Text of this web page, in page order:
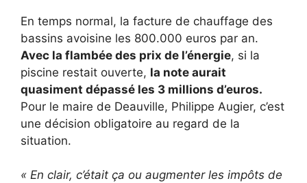
En temps normal, la facture de chauffage des
bassins avoisine les 800.000 euros par an.
Avec la flambée des prix de l’énergie, si la
piscine restait ouverte, la note aurait
quasiment dépassé les 3 millions d’euros.
Pour le maire de Deauville, Philippe Augier, c’est
une décision obligatoire au regard de la
situation.
« En clair, c’était ça ou augmenter les impôts de